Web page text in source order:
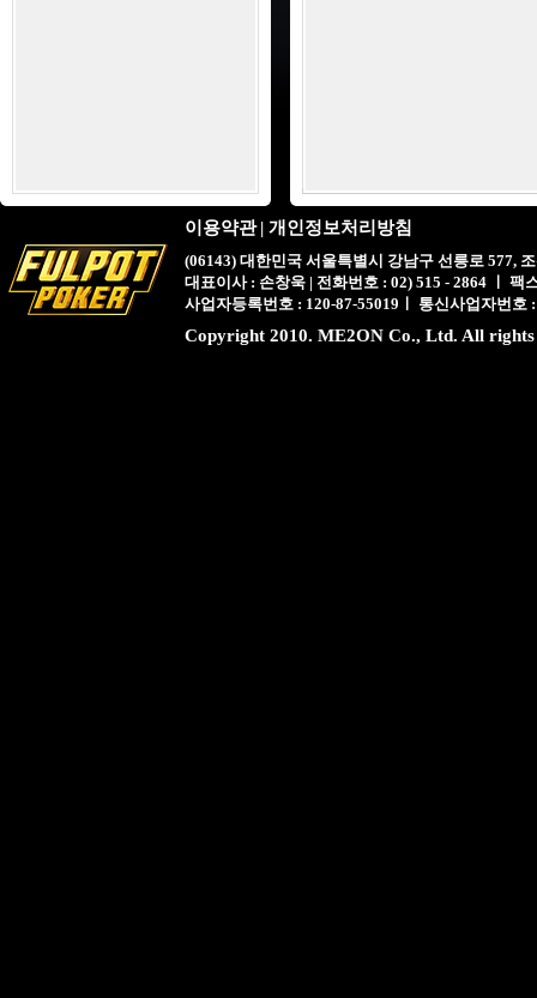
이용약관 | 개인정보처리방침
(06143) 대한민국 서울특별시 강남구 선릉로 577,
대표이사 : 손창욱 | 전화번호 : 02) 515 - 2864 ㅣ 팩
사업자등록번호 : 120-87-55019ㅣ 통신사업자번호
Copyright 2010. ME2ON Co., Ltd. All rights